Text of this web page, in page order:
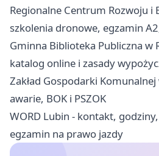
Regionalne Centrum Rozwoju i
szkolenia dronowe, egzamin
Gminna Biblioteka Publiczna w
katalog online i zasady
Zakład Gospodarki
awarie, BOK i PSZOK
WORD Lubin - kontakt,
egzamin na prawo jazdy